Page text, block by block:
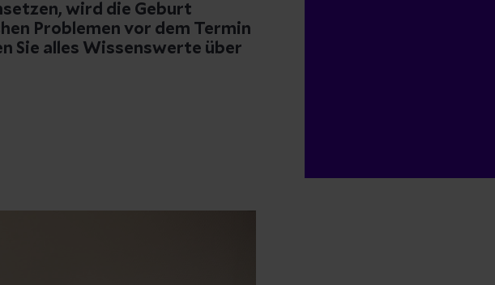
wird die Geburt
Problemen vor dem Termin
Sie alles Wissenswerte über